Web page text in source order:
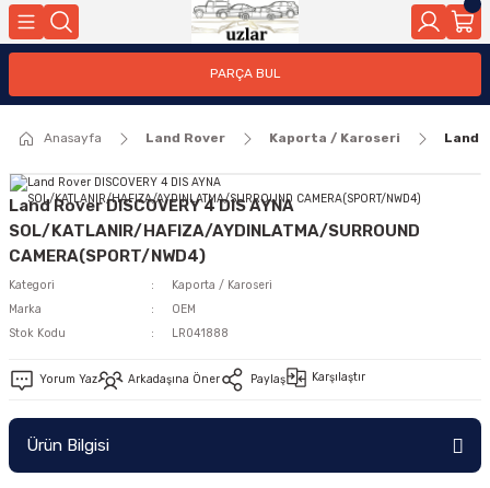
Geri Dön
PARÇA BUL
Anasayfa Land Rover Kaporta / Karoseri Land
Land Rover DISCOVERY 4 DIS AYNA
SOL/KATLANIR/HAFIZA/AYDINLATMA/SURROUND
CAMERA(SPORT/NWD4)
Kategori
Kaporta / Karoseri
Marka
OEM
Stok Kodu
LR041888
Yorum Yaz Arkadaşına Öner Paylaş Karşılaştır
Ürün Bilgisi